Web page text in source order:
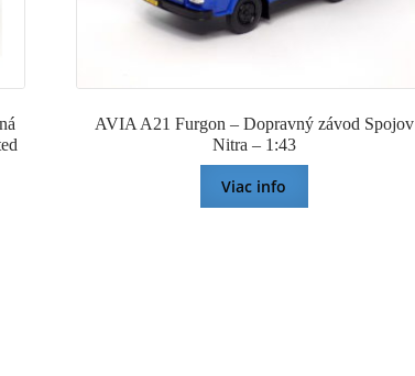
AVIA A21 Furgon – Dopravný závod Spojov
Nitra – 1:43
Viac info